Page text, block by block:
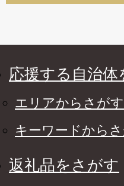
応援する自治体
エリアからさがす
キーワードから
返礼品をさがす